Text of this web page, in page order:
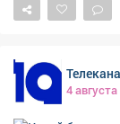
ожидаются
шквалистое
– сказали в ЦГМС. При этомв среду и
+30°С. Конкретно в Кемерове в ночь на 5 августа
4